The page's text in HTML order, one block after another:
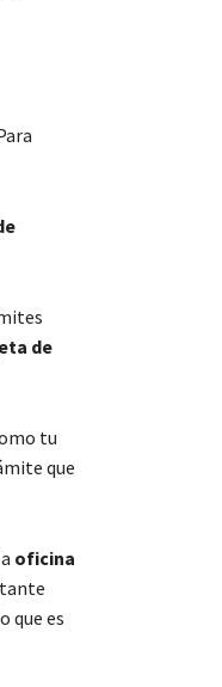
de
tu
que
oficina
que es